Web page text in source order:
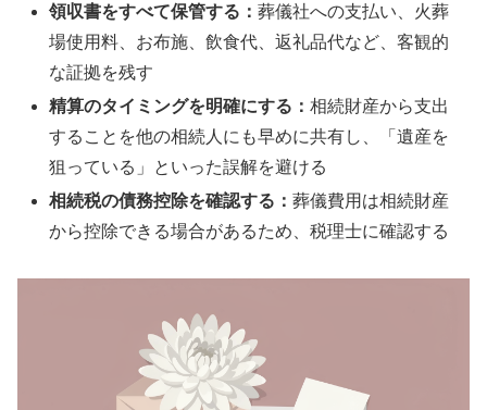
領収書をすべて保管する：葬儀社への支払い、火葬
場使用料、お布施、飲食代、返礼品代など、客観的
な証拠を残す
精算のタイミングを明確にする：相続財産から支出
することを他の相続人にも早めに共有し、「遺産を
狙っている」といった誤解を避ける
相続税の債務控除を確認する：葬儀費用は相続財産
から控除できる場合があるため、税理士に確認する